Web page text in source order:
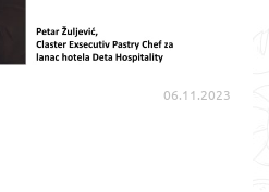
06.11.2023